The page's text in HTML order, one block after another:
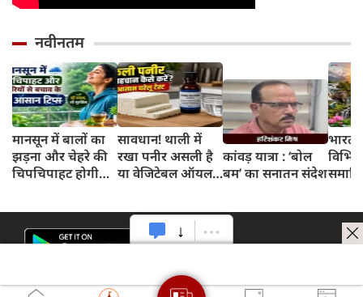
नवीनतम
मानसून में बालों का
झड़ना और चेहरे की
चिपचिपाहट होगी
ये 5 लाइफस्टाइल
टिप्स
सावधान! थाली में
रखा पनीर असली है
या वेजिटेबल ऑयल
जानें सच्चाई
कांवड़ यात्रा : ‘बोल
बम’ का सनातन संदेश
भारत